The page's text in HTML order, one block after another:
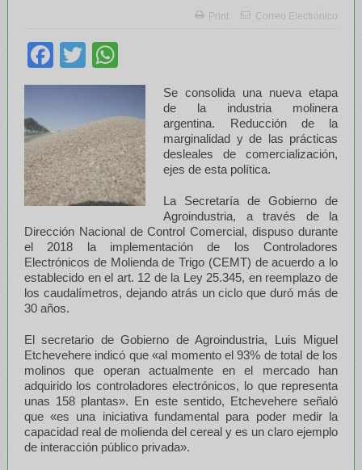
Print Correo Electrónico
Facebook
Twitter
Se consolida una nueva etapa
de la industria molinera
argentina. Reducción de la
marginalidad y de las prácticas
desleales de comercialización,
ejes de esta política.
La Secretaría de Gobierno de
Agroindustria, a través de la
Dirección Nacional de Control Comercial, dispuso durante
el 2018 la implementación de los Controladores
Electrónicos de Molienda de Trigo (CEMT) de acuerdo a lo
establecido en el art. 12 de la Ley 25.345, en reemplazo de
los caudalímetros, dejando atrás un ciclo que duró más de
30 años.
El secretario de Gobierno de Agroindustria, Luis Miguel
Etchevehere indicó que «al momento el 93% de total de los
molinos que operan actualmente en el mercado han
adquirido los controladores electrónicos, lo que representa
unas 158 plantas». En este sentido, Etchevehere señaló
que «es una iniciativa fundamental para poder medir la
capacidad real de molienda del cereal y es un claro ejemplo
de interacción público privada».